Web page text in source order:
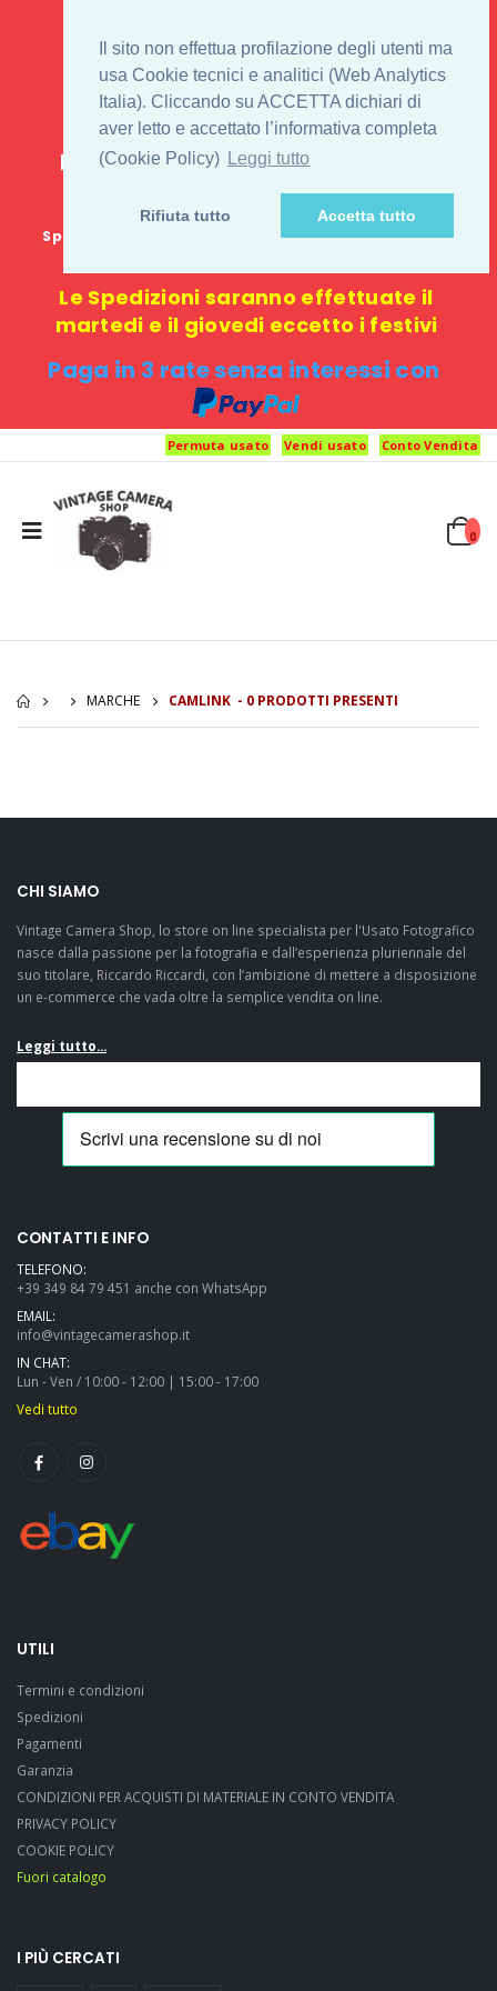
Il sito non effettua profilazione degli utenti ma
usa Cookie tecnici e analitici (Web Analytics
Italia). Cliccando su ACCETTA dichiari di
aver letto e accettato l’informativa completa
(Cookie Policy) Leggi tutto
Rifiuta tutto Accetta tutto
IL 1° STORE ON LINE
PENTAX USATO E
NUOVO
E-commerce 100% online: nessun
negozio fisico o punto di ritiro
Spedizione GRATUITA in Italia con spesa minima di
Le Spedizioni saranno effettuate il
martedi e il giovedi eccetto i festivi
Paga in 3 rate senza interessi con
Permuta usato Vendi usato Conto Vendita
0
MARCHE CAMLINK - 0 PRODOTTI PRESENTI
packaged, really swift
shipping, as described
and great value: many
soddisfatto! Mi sono
casualmente
imbattuto in questo
CHI SIAMO
Vintage Camera Shop, lo store on line specialista per l'Usato Fotografico
nasce dalla passione per la fotografia e dall’esperienza pluriennale del
suo titolare, Riccardo Riccardi, con l’ambizione di mettere a disposizione
un e-commerce che vada oltre la semplice vendita on line.
Leggi tutto...
CONTATTI E INFO
TELEFONO:
+39 349 84 79 451 anche con WhatsApp
EMAIL:
info@vintagecamerashop.it
IN CHAT:
Lun - Ven / 10:00 - 12:00 | 15:00 - 17:00
Vedi tutto
UTILI
Termini e condizioni
Spedizioni
Pagamenti
Garanzia
CONDIZIONI PER ACQUISTI DI MATERIALE IN CONTO VENDITA
PRIVACY POLICY
COOKIE POLICY
Fuori catalogo
I PIÙ CERCATI